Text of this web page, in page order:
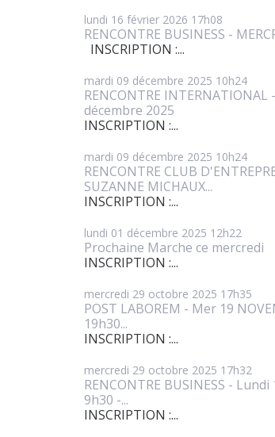
lundi 16 février 2026 17h08
RENCONTRE BUSINESS -
INSCRIPTION :...
mardi 09 décembre 2025 10h24
RENCONTRE INTERNATIONAL
décembre 2025
INSCRIPTION :...
mardi 09 décembre 2025 10h24
RENCONTRE CLUB
SUZANNE MICHAUX...
INSCRIPTION :...
lundi 01 décembre 2025 12h22
Prochaine Marche ce mercredi
INSCRIPTION :...
mercredi 29 octobre 2025 17h35
POST LABOREM - Mer 19
19h30...
INSCRIPTION :...
mercredi 29 octobre 2025 17h32
RENCONTRE BUSINESS - Lundi
9h30 -...
INSCRIPTION :...